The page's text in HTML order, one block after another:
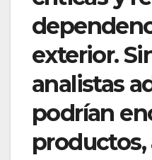
exterior.
analistas
podrían
productos,